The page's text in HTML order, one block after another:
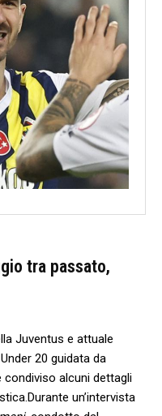
tra passato,
Juventus⁣ e attuale
20 guidata⁢ da
condiviso alcuni dettagli
un’intervista‌